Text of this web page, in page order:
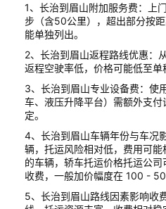
1、长治到眉山附加服务费：上
步（含50公里），超出部分按
能单独列出。
2、长治到眉山返程路线优惠：
返程空驶率低，价格可能低至单
3、长治到眉山专业设备费：使
车、液压升降平台）需额外支
定。
4、长治到眉山车辆年份与车况
辆，托运风险相对低，费用可
的车辆，轿车托运价格托运公
收费，一般加价幅度在 100 -
5、长治到眉山路线因素影响收